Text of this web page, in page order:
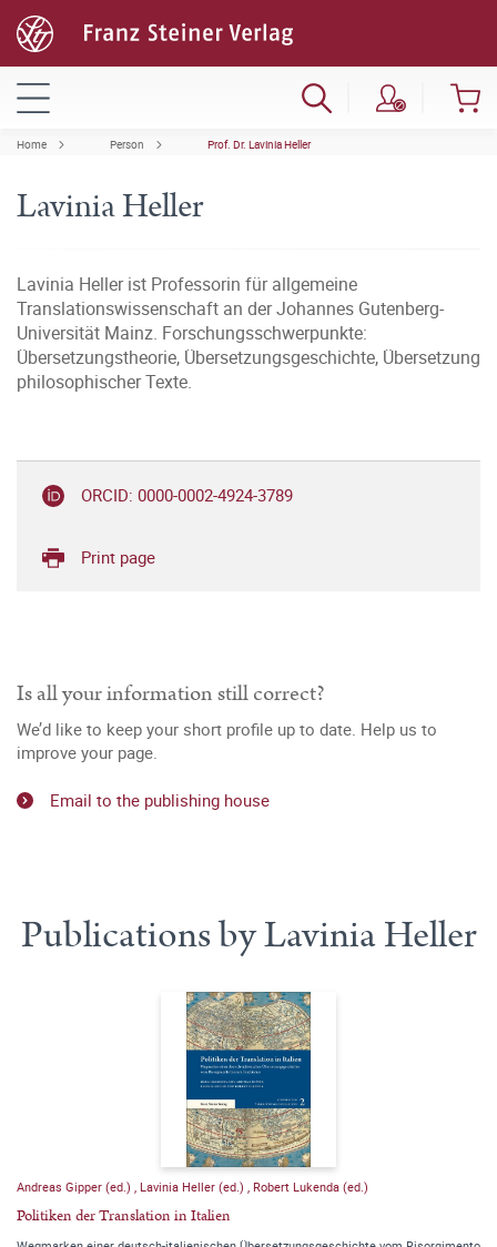
Home Person Prof. Dr. Lavinia Heller
Lavinia Heller
Lavinia Heller ist Professorin für allgemeine
Translationswissenschaft an der Johannes Gutenberg-
Universität Mainz. Forschungsschwerpunkte:
Übersetzungstheorie, Übersetzungsgeschichte, Übersetzung
philosophischer Texte.
ORCID: 0000-0002-4924-3789
Print page
Is all your information still correct?
We’d like to keep your short profile up to date. Help us to
improve your page.
Email to the publishing house
Publications by Lavinia Heller
Andreas Gipper (ed.) Lavinia Heller (ed.) Robert Lukenda (ed.)
Politiken der Translation in Italien